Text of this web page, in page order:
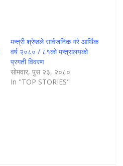
मन्त्री श्रेष्ठले सार्वजनिक गरे आर्थिक
वर्ष २०८० / ८१को मन्त्रालयको
प्रगती विवरण
सोमवार, पुस २३, २०८०
In "TOP STORIES"